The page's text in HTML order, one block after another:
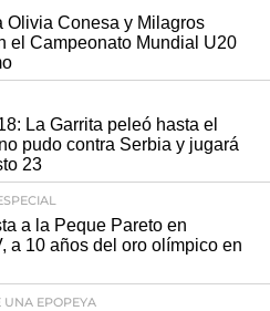
Olivia Conesa y Milagros
el Campeonato Mundial U20
La Garrita peleó hasta el
pudo contra Serbia y jugará
23
a la Peque Pareto en
a 10 años del oro olímpico en
UNA EPOPEYA